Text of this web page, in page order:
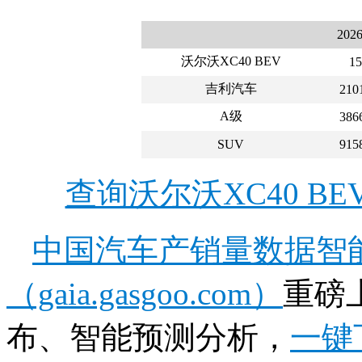
沃尔沃XC40 BEV
吉利汽车
A级
SUV
查询沃尔沃XC40
中国汽车产销量数据
（gaia.gasgoo.com） 重磅
布、智能预测分析， 一键